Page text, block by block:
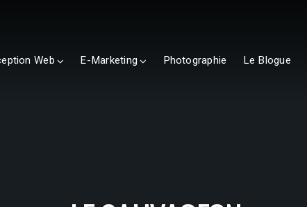
Web E-Marketing Photographie Le Blogue